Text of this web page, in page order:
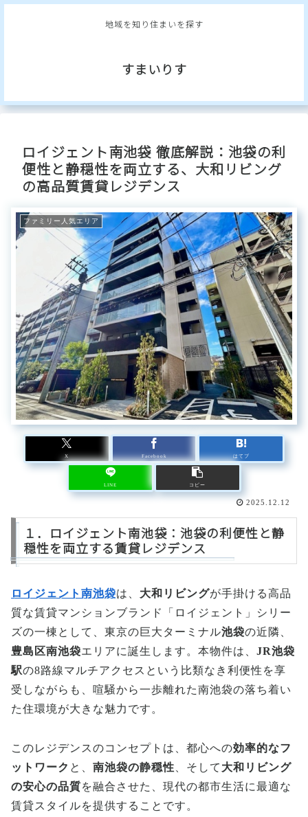
地域を知り住まいを探す
すまいりす
ロイジェント南池袋 徹底解説：池袋の利
便性と静穏性を両立する、大和リビング
の高品質賃貸レジデンス
ファミリー人気エリア
X Facebook はてブ
LINE コピー
2025.12.12
１．ロイジェント南池袋：池袋の利便性と静
穏性を両立する賃貸レジデンス
ロイジェント南池袋は、 大和リビングが手掛ける高品
質な賃貸マンションブランド「ロイジェント」シリー
ズの一棟として、東京の巨大ターミナル池袋の近隣、
豊島区南池袋エリアに誕生します。本物件は、 JR池袋
駅の8路線マルチアクセスという比類なき利便性を享
受しながらも、喧騒から一歩離れた南池袋の落ち着い
た住環境が大きな魅力です。
このレジデンスのコンセプトは、都心への効率的なフ
ットワーク と、 南池袋の静穏性 、そして 大和リビング
の安心の品質を融合させた、現代の都市生活に最適な
賃貸スタイルを提供することです。